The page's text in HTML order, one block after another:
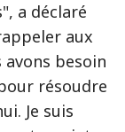
a déclaré
aux
besoin
résoudre
Je suis